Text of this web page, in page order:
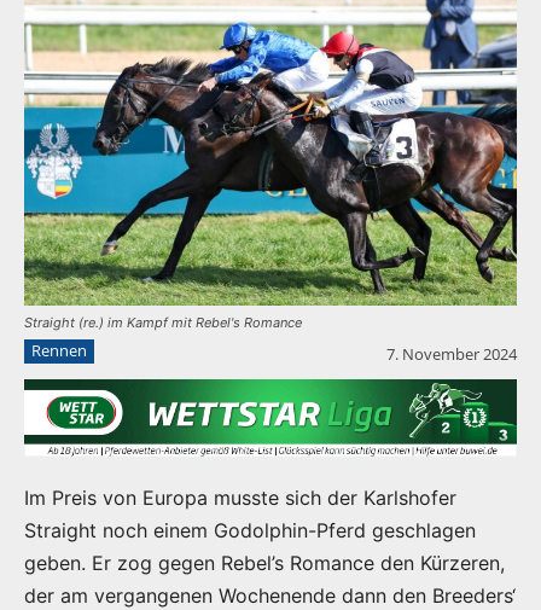
Straight (re.) im Kampf mit Rebel's Romance
Rennen 7. November 2024
Im Preis von Europa musste sich der Karlshofer
Straight noch einem Godolphin-Pferd geschlagen
geben. Er zog gegen Rebel’s Romance den Kürzeren,
der am vergangenen Wochenende dann den Breeders‘